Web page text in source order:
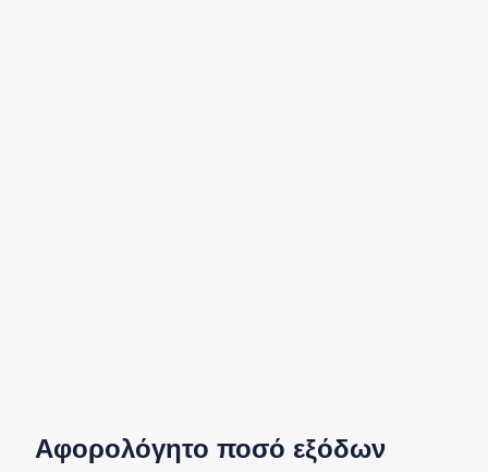
Αφορολόγητο ποσό εξόδων